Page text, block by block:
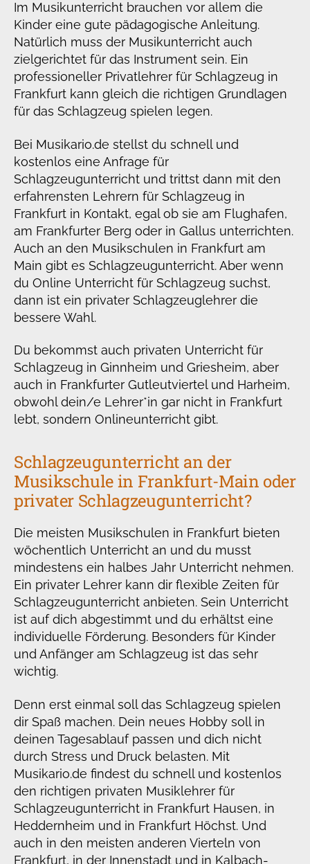
Im Musikunterricht brauchen vor allem die
Kinder eine gute pädagogische Anleitung.
Natürlich muss der Musikunterricht auch
zielgerichtet für das Instrument sein. Ein
professioneller Privatlehrer für Schlagzeug in
Frankfurt kann gleich die richtigen Grundlagen
für das Schlagzeug spielen legen.
Bei Musikario.de stellst du schnell und
kostenlos eine Anfrage für
Schlagzeugunterricht und trittst dann mit den
erfahrensten Lehrern für Schlagzeug in
Frankfurt in Kontakt, egal ob sie am Flughafen,
am Frankfurter Berg oder in Gallus unterrichten.
Auch an den Musikschulen in Frankfurt am
Main gibt es Schlagzeugunterricht. Aber wenn
du Online Unterricht für Schlagzeug suchst,
dann ist ein privater Schlagzeuglehrer die
bessere Wahl.
Du bekommst auch privaten Unterricht für
Schlagzeug in Ginnheim und Griesheim, aber
auch in Frankfurter Gutleutviertel und Harheim,
obwohl dein/e Lehrer*in gar nicht in Frankfurt
lebt, sondern Onlineunterricht gibt.
Schlagzeugunterricht an der
Musikschule in Frankfurt-Main oder
privater Schlagzeugunterricht?
Die meisten Musikschulen in Frankfurt bieten
wöchentlich Unterricht an und du musst
mindestens ein halbes Jahr Unterricht nehmen.
Ein privater Lehrer kann dir flexible Zeiten für
Schlagzeugunterricht anbieten. Sein Unterricht
ist auf dich abgestimmt und du erhältst eine
individuelle Förderung. Besonders für Kinder
und Anfänger am Schlagzeug ist das sehr
wichtig.
Denn erst einmal soll das Schlagzeug spielen
dir Spaß machen. Dein neues Hobby soll in
deinen Tagesablauf passen und dich nicht
durch Stress und Druck belasten. Mit
Musikario.de findest du schnell und kostenlos
den richtigen privaten Musiklehrer für
Schlagzeugunterricht in Frankfurt Hausen, in
Heddernheim und in Frankfurt Höchst. Und
auch in den meisten anderen Vierteln von
Frankfurt, in der Innenstadt und in Kalbach-